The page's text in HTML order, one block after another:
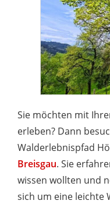
Sie möchten mit
erleben? Dann
Walderlebnispfad
Breisgau. Sie
wissen wollten und
sich um eine leichte